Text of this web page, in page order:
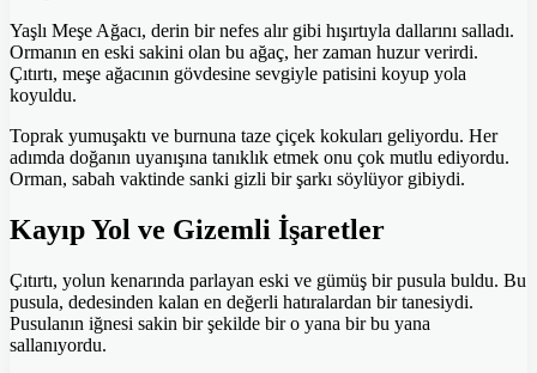
Yaşlı Meşe Ağacı, derin bir nefes alır gibi hışırtıyla dallarını salladı.
Ormanın en eski sakini olan bu ağaç, her zaman huzur verirdi.
Çıtırtı, meşe ağacının gövdesine sevgiyle patisini koyup yola
koyuldu.
Toprak yumuşaktı ve burnuna taze çiçek kokuları geliyordu. Her
adımda doğanın uyanışına tanıklık etmek onu çok mutlu ediyordu.
Orman, sabah vaktinde sanki gizli bir şarkı söylüyor gibiydi.
Kayıp Yol ve Gizemli İşaretler
Çıtırtı, yolun kenarında parlayan eski ve gümüş bir pusula buldu. Bu
pusula, dedesinden kalan en değerli hatıralardan bir tanesiydi.
Pusulanın iğnesi sakin bir şekilde bir o yana bir bu yana
sallanıyordu.